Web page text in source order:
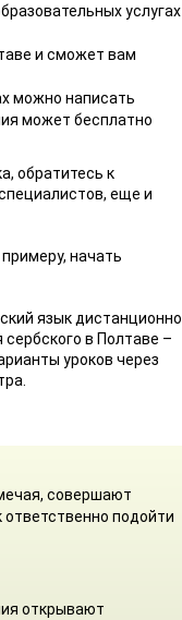
услугах
и сможет вам
можно написать
может бесплатно
обратитесь к
еще и
начать
язык дистанционно.
в Полтаве –
уроков через
совершают
подойти
открывают